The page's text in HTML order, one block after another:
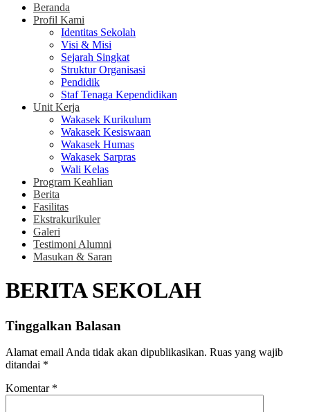
Beranda
Profil Kami
Identitas Sekolah
Visi & Misi
Sejarah Singkat
Struktur Organisasi
Pendidik
Staf Tenaga Kependidikan
Unit Kerja
Wakasek Kurikulum
Wakasek Kesiswaan
Wakasek Humas
Wakasek Sarpras
Wali Kelas
Program Keahlian
Berita
Fasilitas
Ekstrakurikuler
Galeri
Testimoni Alumni
Masukan & Saran
BERITA SEKOLAH
Tinggalkan Balasan
Alamat email Anda tidak akan dipublikasikan. Ruas yang wajib
ditandai *
Komentar *